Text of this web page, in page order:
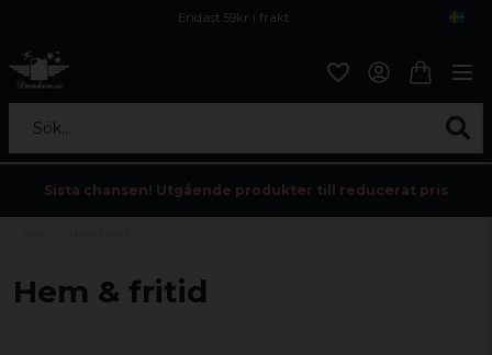
Endast 59kr i frakt
Sök...
Sista chansen! Utgående produkter till reducerat pris
Hem & fritid